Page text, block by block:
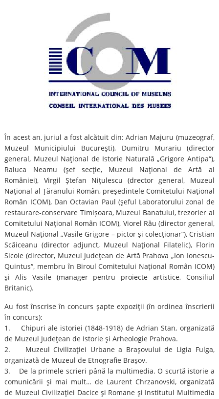
În acest an, juriul a fost alcătuit din: Adrian Majuru (muzeograf,
Muzeul Municipiului Bucureşti), Dumitru Murariu (director
general, Muzeul Naţional de Istorie Naturală „Grigore Antipa“),
Raluca Neamu (şef secţie, Muzeul Naţional de Artă al
României), Virgil Ştefan Niţulescu (drector general, Muzeul
Naţional al Ţăranului Român, preşedintele Comitetului Naţional
Român ICOM), Dan Octavian Paul (şeful Laboratorului zonal de
restaurare-conservare Timișoara, Muzeul Banatului, trezorier al
Comitetului Naţional Român ICOM), Viorel Rău (director general,
Muzeul Naţional „Vasile Grigore – pictor şi colecţionar“), Cristian
Scăiceanu (director adjunct, Muzeul Naţional Filatelic), Florin
Sicoie (director, Muzeul Judeţean de Artă Prahova „Ion Ionescu-
Quintus“, membru în Biroul Comitetului Naţional Român ICOM)
şi Alis Vasile (manager pentru proiecte artistice, Consiliul
Britanic).
Au fost înscrise în concurs şapte expoziţii (în ordinea înscrierii
în concurs):
1. Chipuri ale istoriei (1848-1918) de Adrian Stan, organizată
de Muzeul Judeţean de Istorie şi Arheologie Prahova.
2. Muzeul Civilizaţiei Urbane a Braşovului de Ligia Fulga,
organizată de Muzeul de Etnografie Braşov.
3. De la primele scrieri până la multimedia. O scurtă istorie a
comunicării şi mai mult… de Laurent Chrzanovski, organizată
de Muzeul Civilizaţiei Dacice şi Romane şi Institutul Multimedia